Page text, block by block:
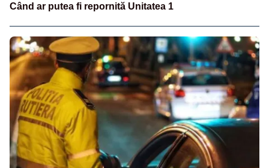
Când ar putea fi repornită Unitatea 1